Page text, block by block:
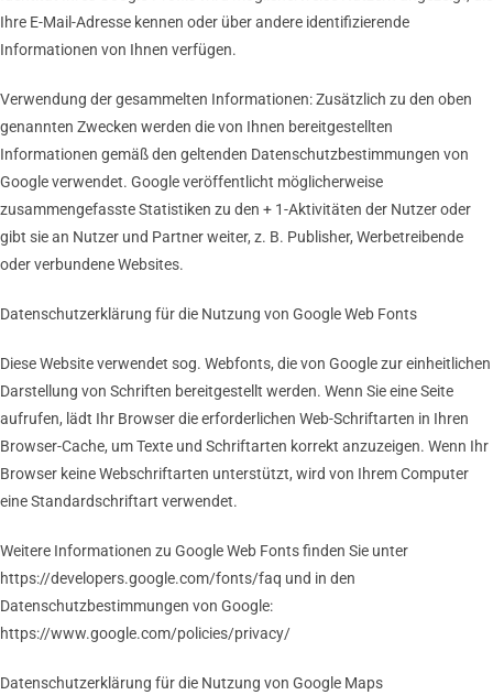
Ihre E-Mail-Adresse kennen oder über andere identifizierende
Informationen von Ihnen verfügen.
Verwendung der gesammelten Informationen: Zusätzlich zu den oben
genannten Zwecken werden die von Ihnen bereitgestellten
Informationen gemäß den geltenden Datenschutzbestimmungen von
Google verwendet. Google veröffentlicht möglicherweise
zusammengefasste Statistiken zu den + 1-Aktivitäten der Nutzer oder
gibt sie an Nutzer und Partner weiter, z. B. Publisher, Werbetreibende
oder verbundene Websites.
Datenschutzerklärung für die Nutzung von Google Web Fonts
Diese Website verwendet sog. Webfonts, die von Google zur einheitlichen
Darstellung von Schriften bereitgestellt werden. Wenn Sie eine Seite
aufrufen, lädt Ihr Browser die erforderlichen Web-Schriftarten in Ihren
Browser-Cache, um Texte und Schriftarten korrekt anzuzeigen. Wenn Ihr
Browser keine Webschriftarten unterstützt, wird von Ihrem Computer
eine Standardschriftart verwendet.
Weitere Informationen zu Google Web Fonts finden Sie unter
https://developers.google.com/fonts/faq und in den
Datenschutzbestimmungen von Google:
https://www.google.com/policies/privacy/
Datenschutzerklärung für die Nutzung von Google Maps